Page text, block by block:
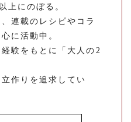
上にのぼる。
連載のレシピやコラ
に活動中。
験をもとに「大人の2
作りを追求してい